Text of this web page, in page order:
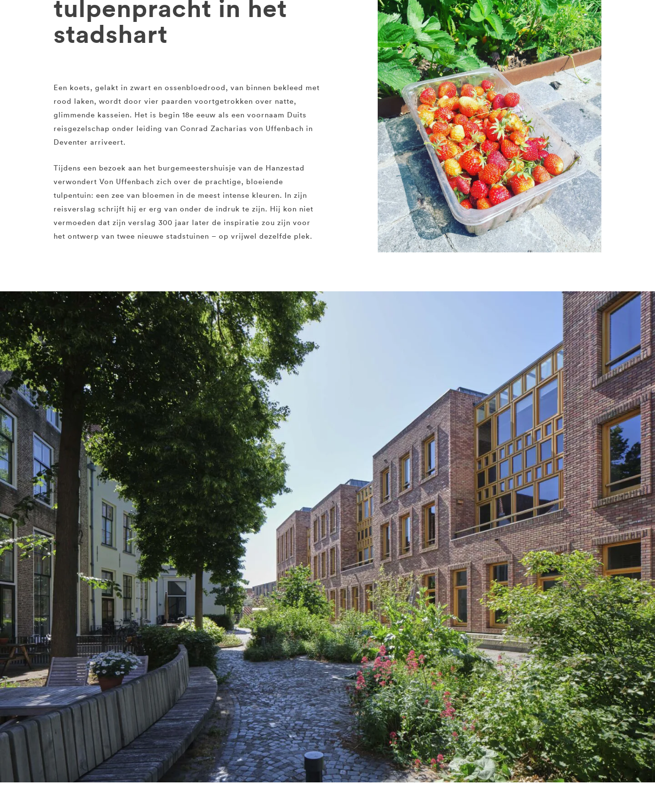
tulpenpracht in het
stadshart
Een koets, gelakt in zwart en ossenbloedrood, van binnen bekleed met
rood laken, wordt door vier paarden voortgetrokken over natte,
glimmende kasseien. Het is begin 18e eeuw als een voornaam Duits
reisgezelschap onder leiding van Conrad Zacharias von Uffenbach in
Deventer arriveert.
Tijdens een bezoek aan het burgemeestershuisje van de Hanzestad
verwondert Von Uffenbach zich over de prachtige, bloeiende
tulpentuin: een zee van bloemen in de meest intense kleuren. In zijn
reisverslag schrijft hij er erg van onder de indruk te zijn. Hij kon niet
vermoeden dat zijn verslag 300 jaar later de inspiratie zou zijn voor
het ontwerp van twee nieuwe stadstuinen – op vrijwel dezelfde plek.